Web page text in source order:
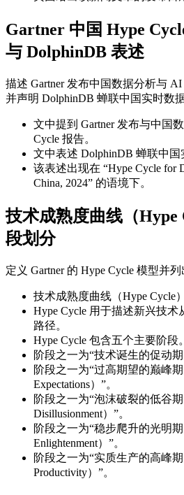
Gartner 中国 Hype
与 DolphinDB 表述
描述 Gartner 发布中国数据分析与 AI
并声明 DolphinDB 蝉联中国实时数
文中提到 Gartner 发布与中国
Cycle 报告。
文中表述 DolphinDB 蝉联中国
该表述出现在 “Hype Cycle for
China, 2024” 的语境下。
技术成熟度曲线（Hype
段划分
定义 Gartner 的 Hype Cycle 模型并
技术成熟度曲线（Hype Cycle
Hype Cycle 用于描述新兴技
路径。
Hype Cycle 包含五个主要阶段。
阶段之一为“技术诞生的促动期
阶段之一为“过高期望的巅峰期
Expectations）”。
阶段之一为“泡沫破裂的低谷
Disillusionment）”。
阶段之一为“稳步爬升的光明期
Enlightenment）”。
阶段之一为“实质生产的高峰期
Productivity）”。